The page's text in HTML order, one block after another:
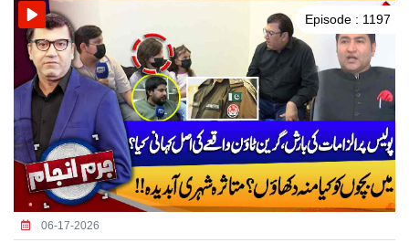
Episode : 1197
06-17-2026